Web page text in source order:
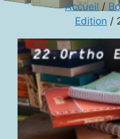
Accueil /
Edition /